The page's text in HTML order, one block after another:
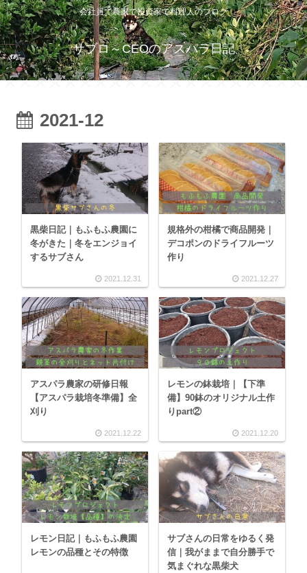
会社員で農家で投資家で料理人のブログ
サブロ～CEOのアスパラ日記
2021-12
黒柴日記｜もふもふ農園に
冬がきた｜冬をエンジョイ
するサブさん
2021.12.31
規格外の柑橘で商品開発｜
デコポンのドライフルーツ
作り
2021.12.27
アスパラ農家の研修日報
【アスパラ栽培冬準備】全
刈り
2021.12.22
レモンの鉢栽培｜【下準
備】90鉢のオリジナル土作
りpart②
2021.12.20
レモン日記｜もふもふ農園
レモンの品種とその特徴
サブさんの日常をゆるく発
信｜我がままで自分勝手で
気まぐれな黒柴犬